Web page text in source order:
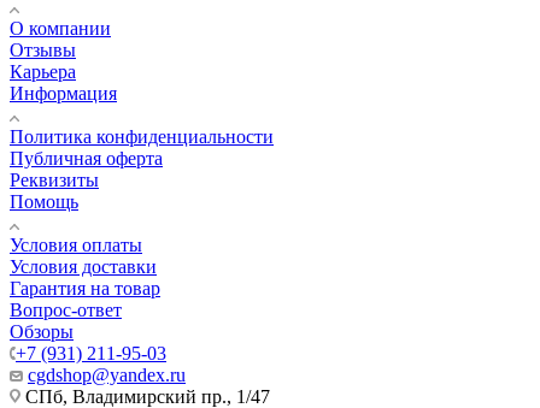
О компании
Отзывы
Карьера
Информация
Политика конфиденциальности
Публичная оферта
Реквизиты
Помощь
Условия оплаты
Условия доставки
Гарантия на товар
Вопрос-ответ
Обзоры
+7 (931) 211-95-03
cgdshop@yandex.ru
СПб, Владимирский пр., 1/47